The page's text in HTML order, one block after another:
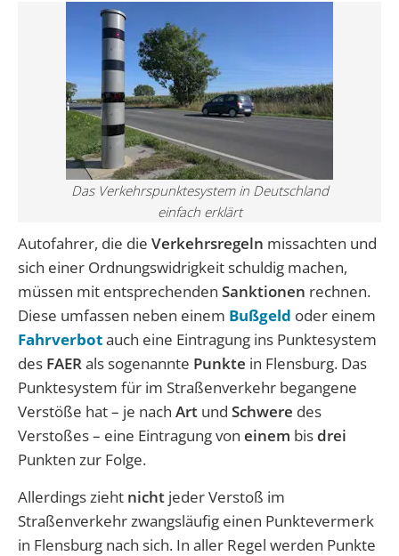
Das Verkehrspunktesystem in Deutschland
einfach erklärt
Autofahrer, die die Verkehrsregeln missachten und
sich einer Ordnungswidrigkeit schuldig machen,
müssen mit entsprechenden Sanktionen rechnen.
Diese umfassen neben einem Bußgeld oder einem
Fahrverbotauch eine Eintragung ins Punktesystem
des FAER als sogenannte Punkte in Flensburg. Das
Punktesystem für im Straßenverkehr begangene
Verstöße hat – je nach Art und Schwere des
Verstoßes – eine Eintragung von einem bisdrei
Punkten zur Folge.
Allerdings zieht nicht jeder Verstoß im
Straßenverkehr zwangsläufig einen Punktevermerk
in Flensburg nach sich. In aller Regel werden Punkte